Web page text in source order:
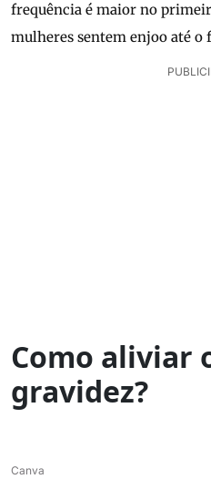
frequência é maior no
mulheres sentem enjoo até o
Como aliviar
gravidez?
Canva